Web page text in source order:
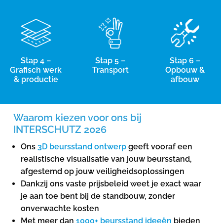
Stap 4 –
Grafisch werk
& productie
Stap 5 –
Transport
Stap 6 –
Opbouw &
afbouw
Waarom kiezen voor ons bij
INTERSCHUTZ 2026
Ons 3D beursstand ontwerp geeft vooraf een
realistische visualisatie van jouw beursstand,
afgestemd op jouw veiligheidsoplossingen
Dankzij ons vaste prijsbeleid weet je exact waar
je aan toe bent bij de standbouw, zonder
onverwachte kosten
Met meer dan 1000+ beursstand ideeën bieden